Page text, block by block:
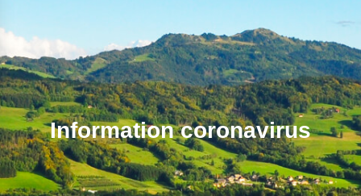
Information coronavirus